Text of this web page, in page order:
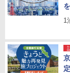
1